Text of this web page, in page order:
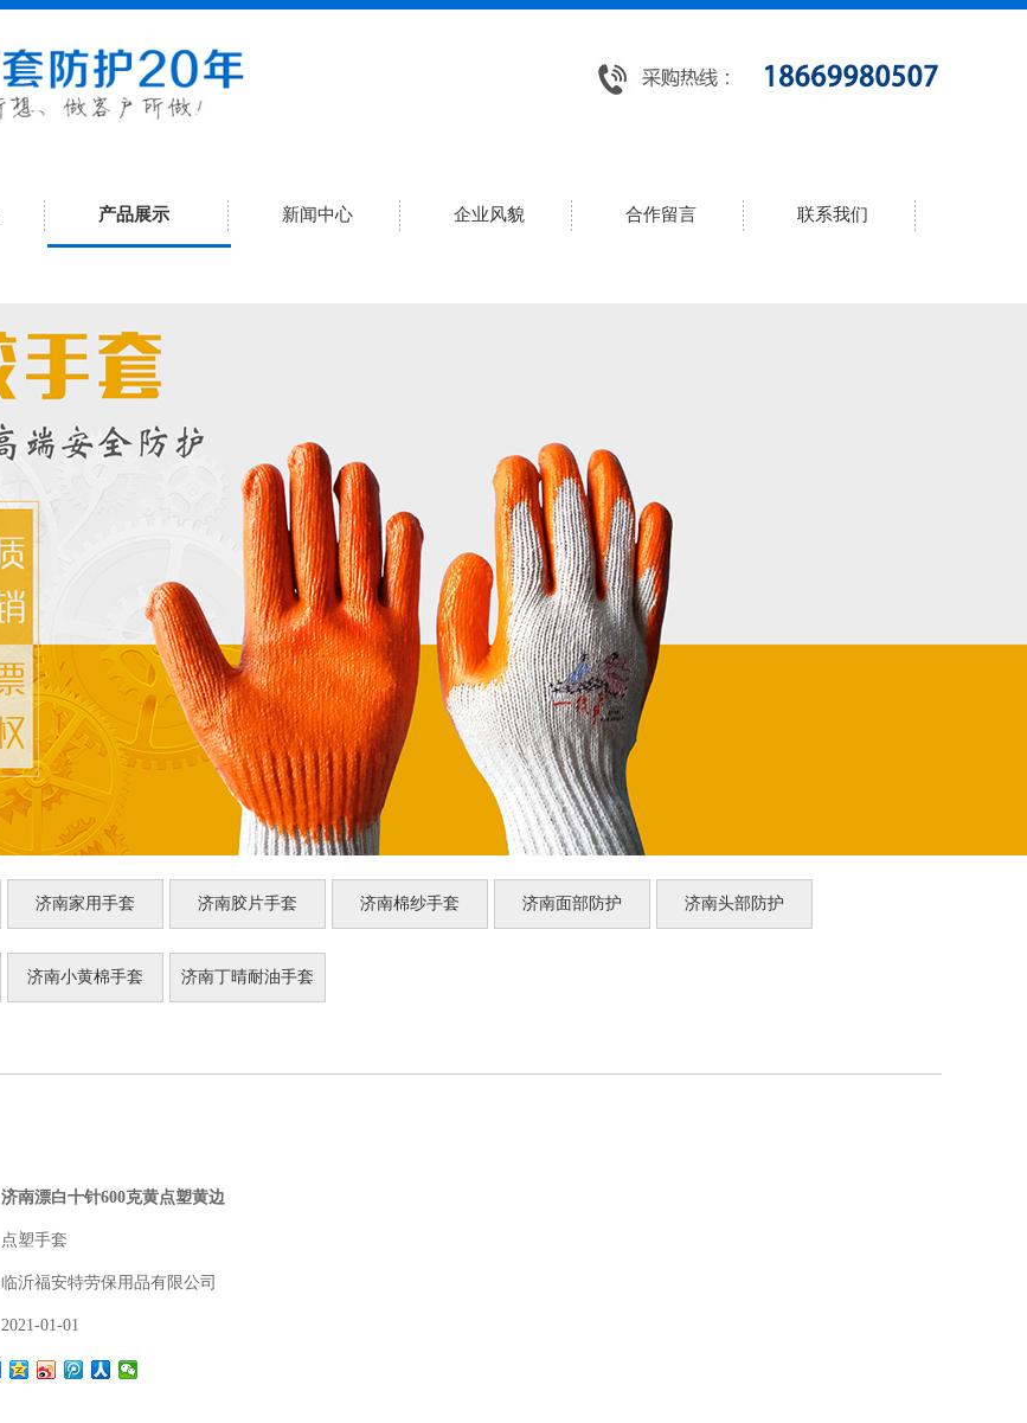
产品展示 新闻中心 企业风貌 合作留言 联系我们
济南家用手套 济南胶片手套 济南棉纱手套 济南面部防护 济南头部防护
济南小黄棉手套 济南丁晴耐油手套
济南漂白十针600克黄点塑黄边
点塑手套
临沂福安特劳保用品有限公司
2021-01-01